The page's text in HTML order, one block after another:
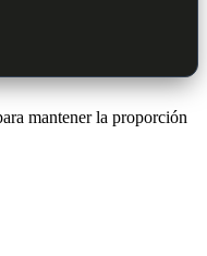
mantener la proporción